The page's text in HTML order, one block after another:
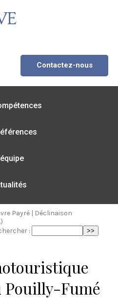
Contactez-nous
Payré | Déclinaison
:
Pouilly-Fumé